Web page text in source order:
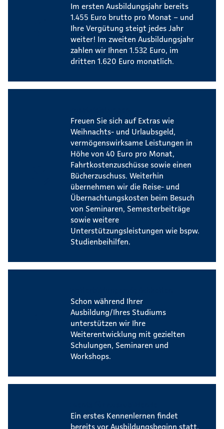
Im ersten Ausbildungsjahr bereits
1.455 Euro brutto pro Monat – und
Ihre Vergütung steigt jedes Jahr
weiter! Im zweiten Ausbildungsjahr
zahlen wir Ihnen 1.532 Euro, im
dritten 1.620 Euro monatlich.
Freuen Sie sich auf Extras wie
Weihnachts- und Urlaubsgeld,
vermögenswirksame Leistungen in
Höhe von 40 Euro pro Monat,
Fahrtkostenzuschüsse sowie einen
Bücherzuschuss. Weiterhin
übernehmen wir die Reise- und
Übernachtungskosten beim Besuch
von Seminaren, Semesterbeiträge
sowie weitere
Unterstützungsleistungen wie bspw.
Studienbeihilfen.
Schon während Ihrer
Ausbildung/Ihres Studiums
unterstützen wir Ihre
Weiterentwicklung mit gezielten
Schulungen, Seminaren und
Workshops.
Ein erstes Kennenlernen findet
bereits vor Ausbildungsbeginn statt.